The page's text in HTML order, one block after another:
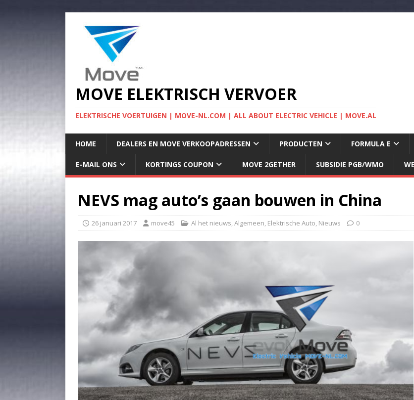
MOVE ELEKTRISCH VERVOER
ELEKTRISCHE VOERTUIGEN | MOVE-NL.COM | ALL ABOUT ELECTRIC VEHICLE | MOVE.AL
HOME DEALERS EN MOVE VERKOOPADRESSEN PRODUCTEN FORMULA E
E-MAIL ONS KORTINGS COUPON MOVE 2GETHER SUBSIDIE PGB/WMO
NEVS mag auto’s gaan bouwen in China
26 januari 2017 move45 Al het nieuws,Algemeen, Elektrische Auto, Nieuws 0